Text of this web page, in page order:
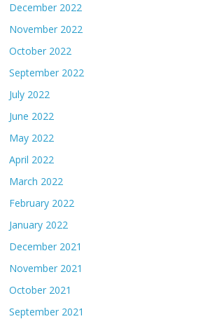
December 2022
November 2022
October 2022
September 2022
July 2022
June 2022
May 2022
April 2022
March 2022
February 2022
January 2022
December 2021
November 2021
October 2021
September 2021